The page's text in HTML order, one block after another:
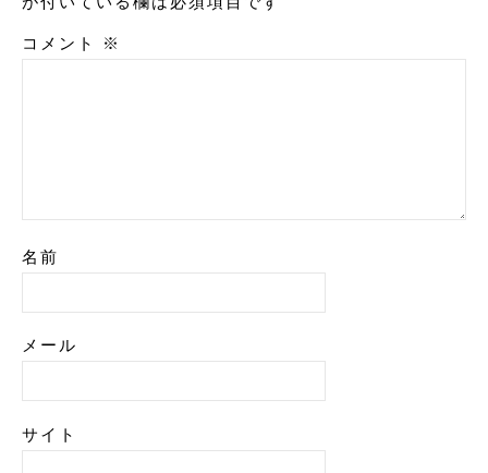
コメント ※
名前
メール
サイト